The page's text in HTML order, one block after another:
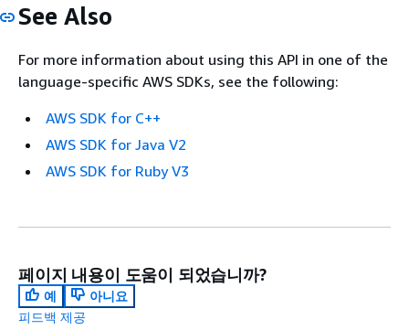
See Also
For more information about using this API in one of the
language-specific AWS SDKs, see the following:
AWS SDK for C++
AWS SDK for Java V2
AWS SDK for Ruby V3
페이지 내용이 도움이 되었습니까?
예
아니요
피드백 제공